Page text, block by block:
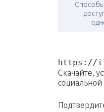
https://
Скачайте,